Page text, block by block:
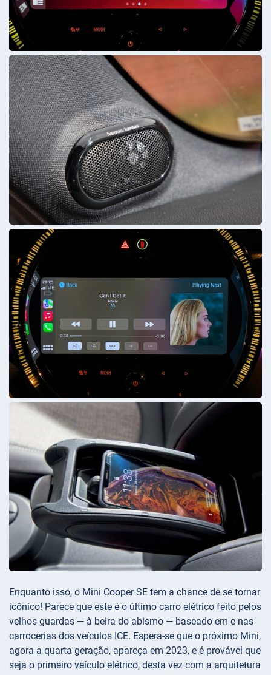
Enquanto isso, o Mini Cooper SE tem a chance de se tornar
icônico! Parece que este é o último carro elétrico feito pelos
velhos guardas — à beira do abismo — baseado em e nas
carrocerias dos veículos ICE. Espera-se que o próximo Mini,
agora a quarta geração, apareça em 2023, e é provável que
seja o primeiro veículo elétrico, desta vez com a arquitetura